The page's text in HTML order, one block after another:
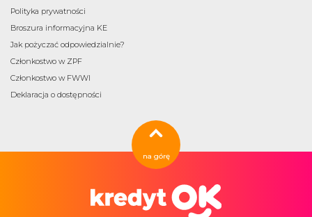
Polityka prywatności
Broszura informacyjna KE
Jak pożyczać odpowiedzialnie?
Członkostwo w ZPF
Członkostwo w FWWI
Deklaracja o dostępności
na górę